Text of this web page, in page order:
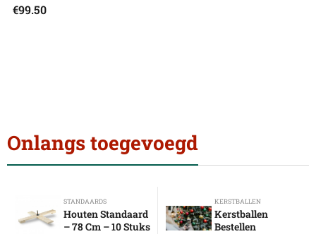
€99.50
Onlangs toegevoegd
STANDAARDS
Houten Standaard
– 78 Cm – 10 Stuks
KERSTBALLEN
Kerstballen
Bestellen